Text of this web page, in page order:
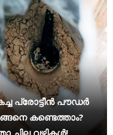
പ്രോട്ടീൻ പൗഡർ
കണ്ടെത്താം?